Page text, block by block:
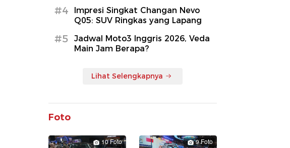
#4
Impresi Singkat Changan Nevo
Q05: SUV Ringkas yang Lapang
#5
Jadwal Moto3 Inggris 2026, Veda
Main Jam Berapa?
Lihat Selengkapnya
Foto
10 Foto 9 Foto